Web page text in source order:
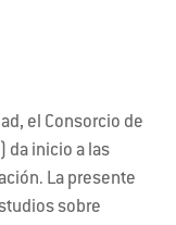
el Consorcio de
da inicio a las
La presente
sobre